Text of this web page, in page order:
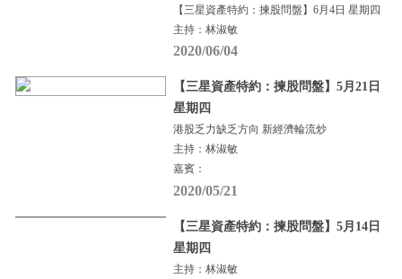
【三星資產特約：揀股問盤】6月4日 星期四
主持：林淑敏
2020/06/04
【三星資產特約：揀股問盤】5月21日
星期四
港股乏力缺乏方向 新經濟輪流炒
主持：林淑敏
嘉賓：
2020/05/21
【三星資產特約：揀股問盤】5月14日
星期四
主持：林淑敏